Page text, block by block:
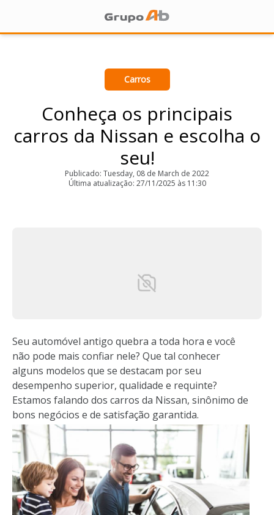
Carros
Conheça os principais
carros da Nissan e escolha o
seu!
Publicado: Tuesday, 08 de March de 2022
Última atualização: 27/11/2025 às 11:30
Seu automóvel antigo quebra a toda hora e você
não pode mais confiar nele? Que tal conhecer
alguns modelos que se destacam por seu
desempenho superior, qualidade e requinte?
Estamos falando dos carros da Nissan, sinônimo de
bons negócios e de satisfação garantida.